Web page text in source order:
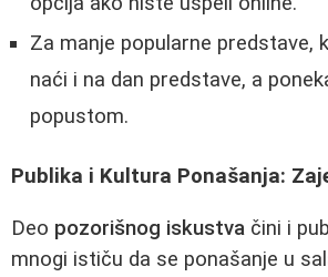
Za manje popularne predstave,
naći i na dan predstave, a
popustom.
Publika i Kultura Ponašanja:
Deo pozorišnog iskustva čini i
mnogi ističu da se ponašanje u